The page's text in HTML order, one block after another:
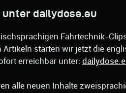
dailydose.eu
Fahrtechnik-
Artikeln starten wir jetzt die
erreichbar unter:
alle neuen Inhalte